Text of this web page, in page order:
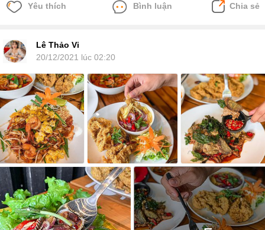
Yêu thích Bình luận Chia sẻ
Lê Thảo Vi
20/12/2021 lúc 02:20